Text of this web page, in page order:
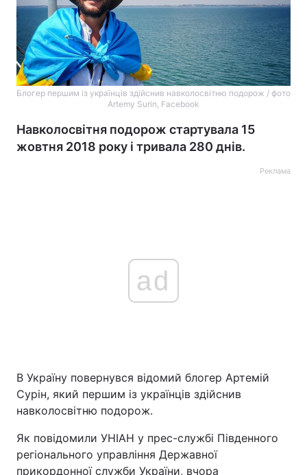
Блогер першим із українців здійснив навколосвітню подорож / фото
Artemy Surin, Facebook
Навколосвітня подорож стартувала 15
жовтня 2018 року і тривала 280 днів.
Реклама
ad
В Україну повернувся відомий блогер Артемій
Сурін, який першим із українців здійснив
навколосвітню подорож.
Як повідомили УНІАН у прес-службі Південного
регіонального управління Державної
прикордонної служби України, вчора